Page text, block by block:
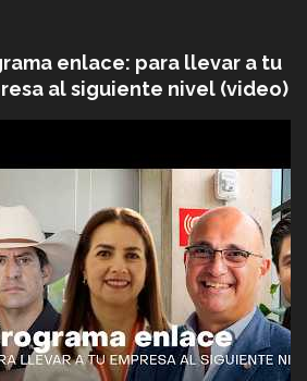
enlace: para llevar a tu
al siguiente nivel (video)